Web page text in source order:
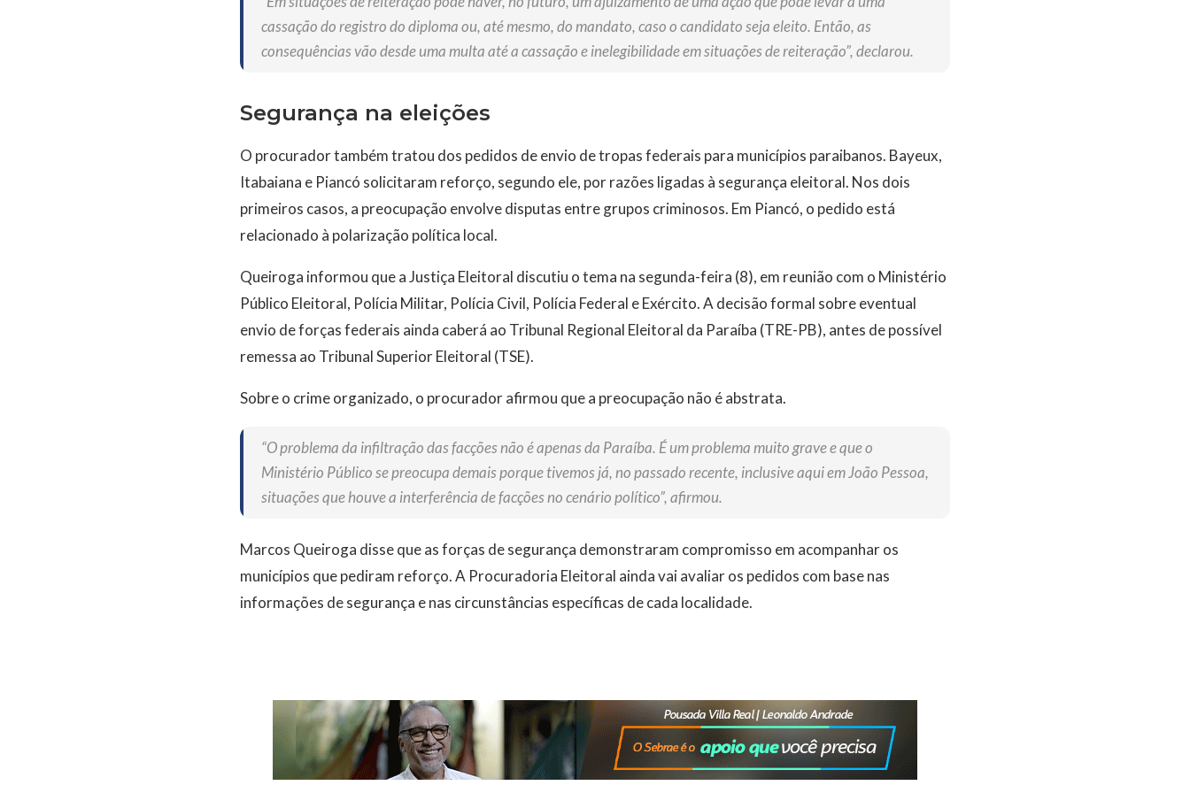
cassação do registro do diploma ou, até mesmo, do mandato, caso o candidato seja eleito. Então, as
consequências vão desde uma multa até a cassação e inelegibilidade em situações de reiteração”, declarou.
Segurança na eleições
O procurador também tratou dos pedidos de envio de tropas federais para municípios paraibanos. Bayeux,
Itabaiana e Piancó solicitaram reforço, segundo ele, por razões ligadas à segurança eleitoral. Nos dois
primeiros casos, a preocupação envolve disputas entre grupos criminosos. Em Piancó, o pedido está
relacionado à polarização política local.
Queiroga informou que a Justiça Eleitoral discutiu o tema na segunda-feira (8), em reunião com o Ministério
Público Eleitoral, Polícia Militar, Polícia Civil, Polícia Federal e Exército. A decisão formal sobre eventual
envio de forças federais ainda caberá ao Tribunal Regional Eleitoral da Paraíba (TRE-PB), antes de possível
remessa ao Tribunal Superior Eleitoral (TSE).
Sobre o crime organizado, o procurador afirmou que a preocupação não é abstrata.
“O problema da infiltração das facções não é apenas da Paraíba. É um problema muito grave e que o
Ministério Público se preocupa demais porque tivemos já, no passado recente, inclusive aqui em João Pessoa,
situações que houve a interferência de facções no cenário político”, afirmou.
Marcos Queiroga disse que as forças de segurança demonstraram compromisso em acompanhar os
municípios que pediram reforço. A Procuradoria Eleitoral ainda vai avaliar os pedidos com base nas
informações de segurança e nas circunstâncias específicas de cada localidade.